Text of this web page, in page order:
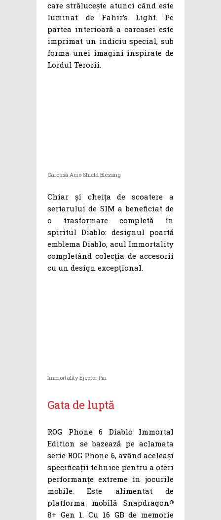
care strălucește atunci când este
luminat de Fahir’s Light. Pe
partea interioară a carcasei este
imprimat un indiciu special, sub
forma unei imagini inspirate de
Lordul Terorii.
Carcasă Aero Shield Blessing
Chiar și cheița de scoatere a
sertarului de SIM a beneficiat de
o trasformare completă în
spiritul Diablo: designul poartă
emblema Diablo, acul Immortality
completând colecția de accesorii
cu un design excepțional.
Immortality Ejector Pin
Gata de luptă
ROG Phone 6 Diablo Immortal
Edition se bazează pe aclamata
serie ROG Phone 6, având aceleași
specificații tehnice pentru a oferi
performanțe extreme în jocurile
mobile. Este alimentat de
platforma mobilă Snapdragon ®
8+ Gen 1. Cu 16 GB de memorie